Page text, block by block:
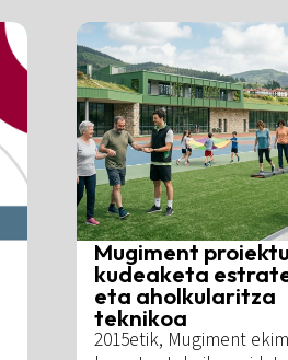
Mugiment
kudeaketa
eta aholkularitza
teknikoa
2015etik, Mugiment